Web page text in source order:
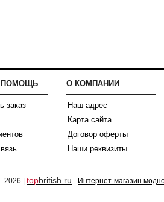
ПОМОЩЬ
заказ
О КОМПАНИИ
Наш адрес
Карта сайта
Договор оферты
Наши реквизиты
| topbritish.ru - Интернет-магазин